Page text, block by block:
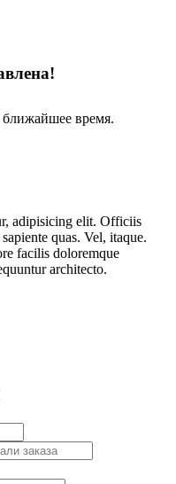
время.
adipisicing elit. Officiis
quas. Vel, itaque.
facilis doloremque
architecto.